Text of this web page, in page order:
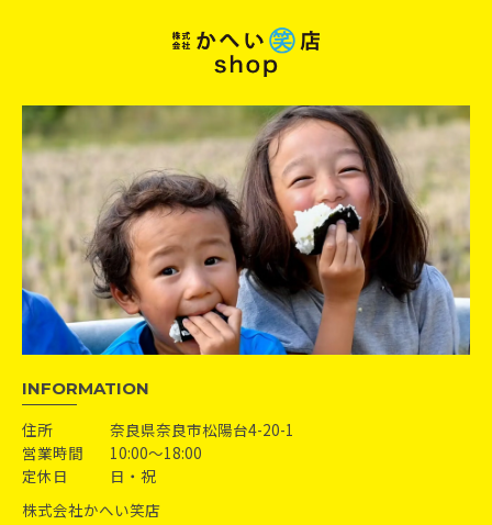
INFORMATION
住所
奈良県奈良市松陽台4-20-1
営業時間
10:00〜18:00
定休日
日・祝
株式会社かへい笑店